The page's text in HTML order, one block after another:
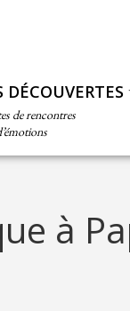
DÉCOUVERTES
de rencontres
à